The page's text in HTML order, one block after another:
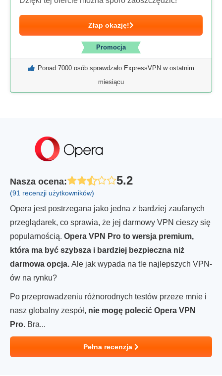
Złap okazję!
Promocja
Ponad 7000 osób sprawdzało ExpressVPN w ostatnim
miesiącu
Nasza ocena: 5.2
(91 recenzji użytkowników)
Opera jest postrzegana jako jedna z bardziej zaufanych
przeglądarek, co sprawia, że jej darmowy VPN cieszy się
popularnością. Opera VPN Pro to wersja premium,
która ma być szybsza i bardziej bezpieczna niż
darmowa opcja. Ale jak wypada na tle najlepszych VPN-
ów na rynku?
Po przeprowadzeniu różnorodnych testów przeze mnie i
nasz globalny zespół, nie mogę polecić Opera VPN
Pro. Bra...
Pełna recenzja